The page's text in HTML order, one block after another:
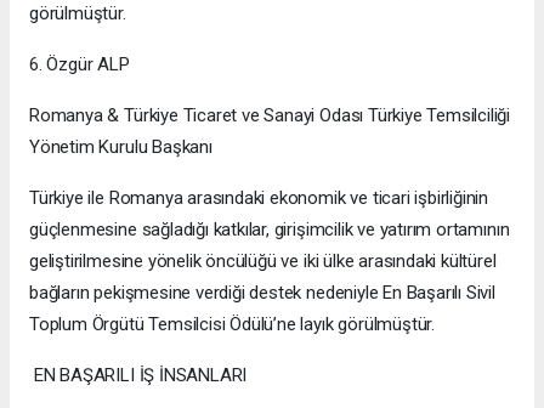
görülmüştür.
6. Özgür ALP
Romanya & Türkiye Ticaret ve Sanayi Odası Türkiye Temsilciliği
Yönetim Kurulu Başkanı
Türkiye ile Romanya arasındaki ekonomik ve ticari işbirliğinin
güçlenmesine sağladığı katkılar, girişimcilik ve yatırım ortamının
geliştirilmesine yönelik öncülüğü ve iki ülke arasındaki kültürel
bağların pekişmesine verdiği destek nedeniyle En Başarılı Sivil
Toplum Örgütü Temsilcisi Ödülü’ne layık görülmüştür.
EN BAŞARILI İŞ İNSANLARI